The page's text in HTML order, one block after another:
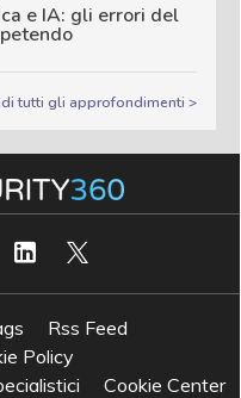
e IA: gli errori del
tutti gli approfondimenti >
Rss Feed
Policy
Cookie Center